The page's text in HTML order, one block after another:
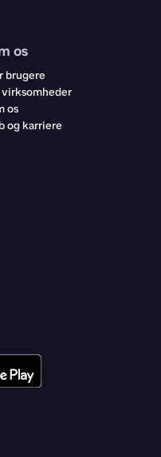
os
brugere
os
og karriere